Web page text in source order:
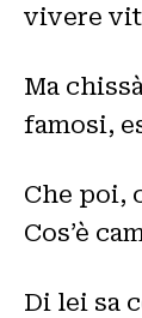
vivere
Ma
famosi,
Che poi,
Cos’è
Di lei sa